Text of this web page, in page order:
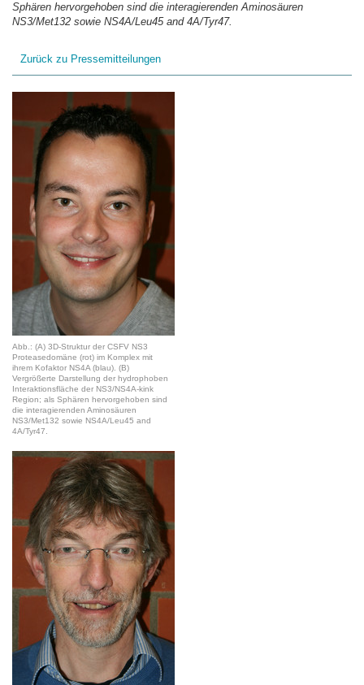
Sphären hervorgehoben sind die interagierenden Aminosäuren
NS3/Met132 sowie NS4A/Leu45 and 4A/Tyr47.
Zurück zu Pressemitteilungen
Abb.: (A) 3D-Struktur der CSFV NS3
Proteasedomäne (rot) im Komplex mit
ihrem Kofaktor NS4A (blau). (B)
Vergrößerte Darstellung der hydrophoben
Interaktionsfläche der NS3/NS4A-kink
Region; als Sphären hervorgehoben sind
die interagierenden Aminosäuren
NS3/Met132 sowie NS4A/Leu45 and
4A/Tyr47.